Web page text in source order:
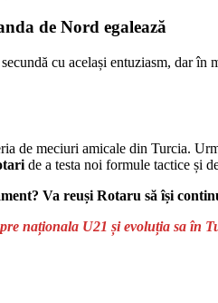
de Nord egalează
cu același entuziasm, dar
de meciuri amicale din Turcia.
de a testa noi formule tactice și
Va reuși Rotaru să își
naționala U21 și evoluția sa în